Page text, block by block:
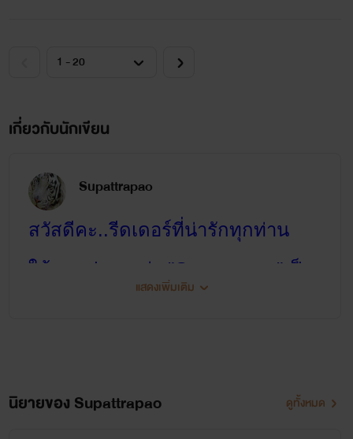
เกี่ยวกับนักเขียน
Supattrapao
สวัสดีคะ..รีดเดอร์ที่น่ารักทุกท่าน
ใช้นามปากกาว่า "Supattrapao"เป็น
ชื่อจริงผสมชื่อเล่นคะ
ที่สุดก็ทำความฝันสำเร็จ...อย่างที่ทุก
แสดงเพิ่มเติม
นิยายของ Supattrapao ดูทั้งหมด